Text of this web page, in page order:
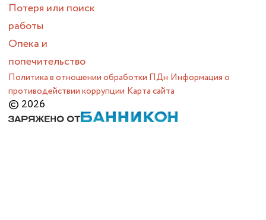
Потеря или поиск
работы
Опека и
попечительство
Политика в отношении обработки ПДн Информация о
противодействии коррупции Карта сайта
© 2026